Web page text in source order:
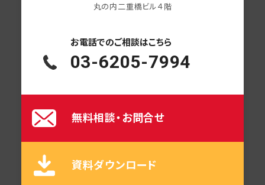
丸の内二重橋ビル４階
お電話でのご相談はこちら
03-6205-7994
無料相談・お問合せ
資料ダウンロード